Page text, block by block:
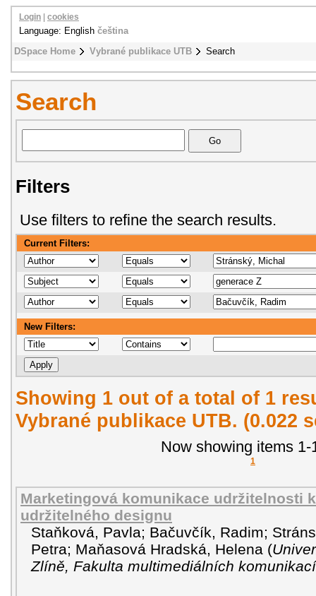
DSpace Home Vybrané publikace UTB Search
Login cookies
Language: English čeština
Search
Filters
Use filters to refine the search results.
Current Filters:
New Filters:
Showing 1 out of a total of 1
Vybrané publikace UTB. (0.022
Now showing items 1-
1
Marketingová komunikace udržitelnosti
udržitelného designu
Staňková, Pavla; Bačuvčík, Radim;
Petra; Maňasová Hradská, Helena (
Zlíně, Fakulta multimediálních komunikací